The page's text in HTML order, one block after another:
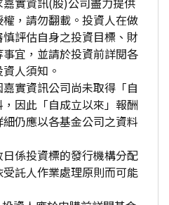
，請勿翻載。投資人在做
評估自身之投資目標、財
宜，並請於投資前詳閱各
人須知。
實資訊公司尚未取得「自
因此「自成立以來」報酬
仍應以各基金公司之資料
係投資標的發行機構分配
託人作業處理原則而可能